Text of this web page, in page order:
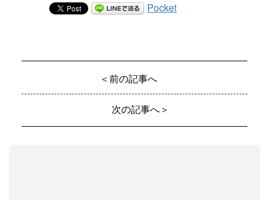
Pocket
＜前の記事へ
次の記事へ＞